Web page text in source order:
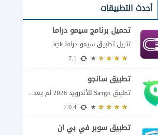
أحدث التطبيقات
تحميل برنامج سيمو دراما
للاندرويد
تنزيل تطبيق سيمو دراما apk
تطبيق سانجو
تطبيق Sango للأندرويد 2026 لم يعد تطبيق سانجو Sango مجرد مساحة لإرسال الرسائل أو...
تطبيق سوبر في بي ان